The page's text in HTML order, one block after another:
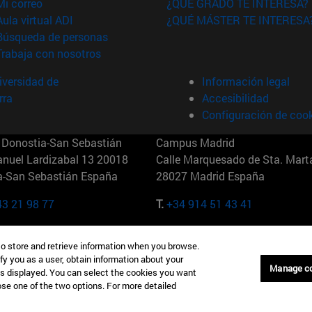
correo
virtual ADI (abre en nueva ventana)
de personas(abre en nueva ventana)
con nosotros(abre en nueva ventana)
¿QUÉ GRADO TE INTERESA?
¿QUÉ MÁSTER TE
de
Información legal
Accesibilidad
Configuración de
San Sebastián
Lardizabal 13 20018
San Sebastián España
21 98 77
Campus Madrid
Calle Marquesado de Sta.
28027 Madrid España
T.+34 914 51 43 41
St 10019-2201 Nueva York
346 8850
Maria-Theresia-Straße 15
Múnich Alemania
T.+49 89 24209790
store and retrieve information when you browse.
you as a user, obtain information about your
displayed. You can select the cookies you want
one of the two options. For more detailed
Manage